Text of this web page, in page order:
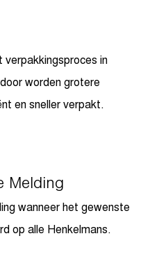
verpakkingsproces in
worden grotere
en sneller verpakt.
Melding
wanneer het gewenste
op alle Henkelmans.